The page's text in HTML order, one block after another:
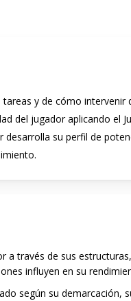
y de cómo intervenir
del jugador aplicando el
su perfil de
a través de sus
influyen en su
según su demarcación,